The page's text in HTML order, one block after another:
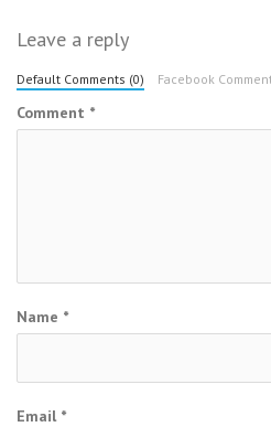
Leave a reply
Default Comments (0) Facebook
Comment *
Name *
Email *